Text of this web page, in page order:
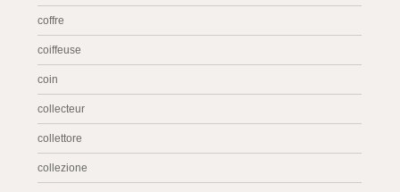
coffre
coiffeuse
coin
collecteur
collettore
collezione